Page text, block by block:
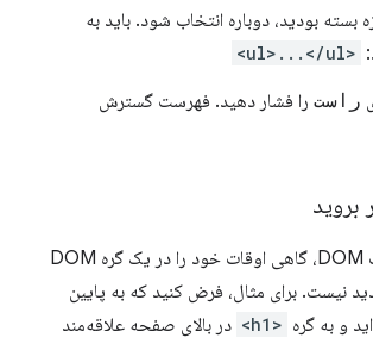
بسته بودید، دوباره انتخاب شود. باید به
<ul>...</ul>
راست را فشار دهید. فهرست گسترش
بروید
هنگام مشاهده درخت DOM، گاهی اوقات خود را در یک گره DOM
نیست. برای مثال، فرض کنید که به پایین
و به گره <h1> در بالای صفحه علاقه‌مند